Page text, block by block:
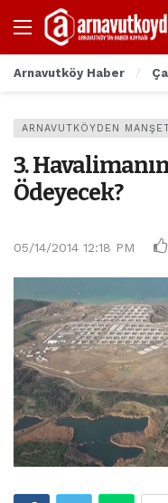
Arnavutköy Haber
ARNAVUTKÖYDEN
3.
Ödeyecek?
05/14/2014 12:18 PM